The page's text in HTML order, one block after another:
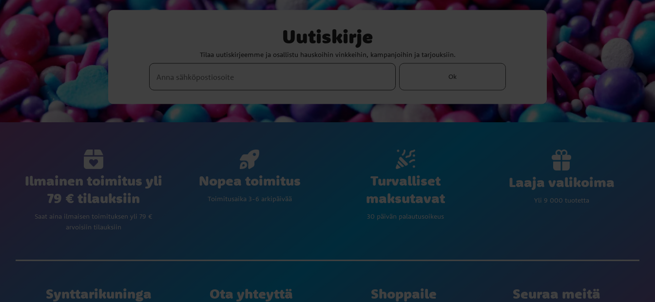
Uutiskirje
Tilaa uutiskirjeemme ja osallistu hauskoihin vinkkeihin, kampanjoihin ja tarjouksiin.
Ok
Ilmainen toimitus yli
79 € tilauksiin
Saat aina ilmaisen toimituksen yli 79 €
arvoisiin tilauksiin
Nopea toimitus
Toimitusaika 3-6 arkipäivää
Turvalliset
maksutavat
30 päivän palautusoikeus
Laaja valikoima
Yli 9 000 tuotetta
Synttarikuninga Ota yhteyttä Shoppaile Seuraa meitä